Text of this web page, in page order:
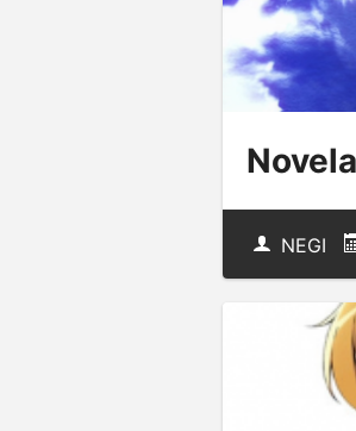
NEGI